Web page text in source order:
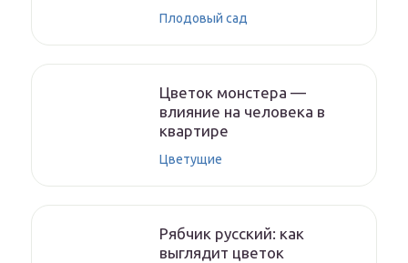
Плодовый сад
Цветок монстера —
влияние на человека в
квартире
Цветущие
Рябчик русский: как
выглядит цветок